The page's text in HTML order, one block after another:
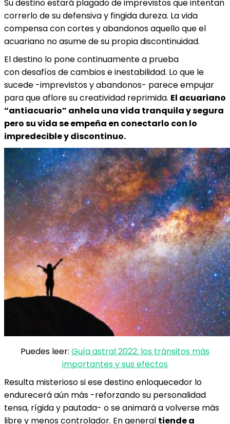
Su destino estará plagado de imprevistos que intentan
correrlo de su defensiva y fingida dureza. La vida
compensa con cortes y abandonos aquello que el
acuariano no asume de su propia discontinuidad.
El destino lo pone continuamente a prueba
con desafíos de cambios e inestabilidad. Lo que le
sucede -imprevistos y abandonos- parece empujar
para que aflore su creatividad reprimida. El acuariano
“antiacuario” anhela una vida tranquila y segura
pero su vida se empeña en conectarlo con lo
impredecible y discontinuo.
Puedes leer: Guía astral 2022: los tránsitos más
importantes y sus efectos
Resulta misterioso si ese destino enloquecedor lo
endurecerá aún más -reforzando su personalidad
tensa, rígida y pautada- o se animará a volverse más
libre y menos controlador. En general tiende a